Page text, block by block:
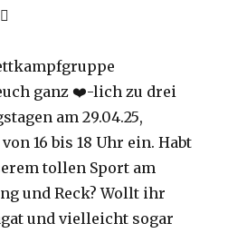
ganz ❤️-lich zu drei
am 29.04.25,
von 16 bis 18 Uhr ein. Habt
tollen Sport am
und Reck? Wollt ihr
und vielleicht sogar